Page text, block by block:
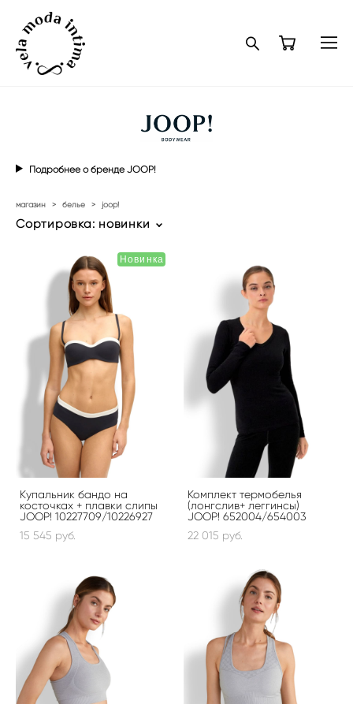
Подробнее о бренде JOOP!
магазин > белье > joop!
Сортировка: новинки
Новинка
Купальник бандо на
косточках + плавки слипы
JOOP! 10227709/10226927
15 545 pуб.
Комплект термобелья
(лонгслив+ леггинсы)
JOOP! 652004/654003
22 015 pуб.